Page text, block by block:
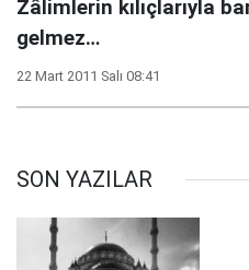
Zâlimlerin kılıçlarıyla
gelmez…
22 Mart 2011 Salı 08:41
SON YAZILAR